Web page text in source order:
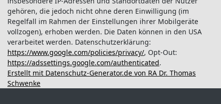
gehören, die jedoch nicht ohne deren Einwilligung (im
Regelfall im Rahmen der Einstellungen ihrer Mobilgeräte
vollzogen), erhoben werden. Die Daten können in den USA
verarbeitet werden. Datenschutzerklärung:
https://www.google.com/policies/privacy/, Opt-Out:
https://adssettings.google.com/authenticated.
Erstellt mit Datenschutz-Generator.de von RA Dr. Thomas
Schwenke